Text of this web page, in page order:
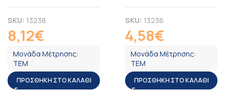
SKU: 13238
8,12€
Μονάδα Μέτρησης:
ΤΕΜ
ΠΡΟΣΘΉΚΗ ΣΤΟ ΚΑΛΆΘΙ
SKU: 13236
4,58€
Μονάδα Μέτρησης:
ΤΕΜ
ΠΡΟΣΘΉΚΗ ΣΤΟ ΚΑΛΆΘΙ